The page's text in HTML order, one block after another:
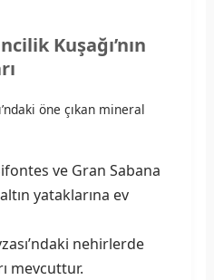
Kuşağı’nın
öne çıkan mineral
ve Gran Sabana
yataklarına ev
nehirlerde
mevcuttur.